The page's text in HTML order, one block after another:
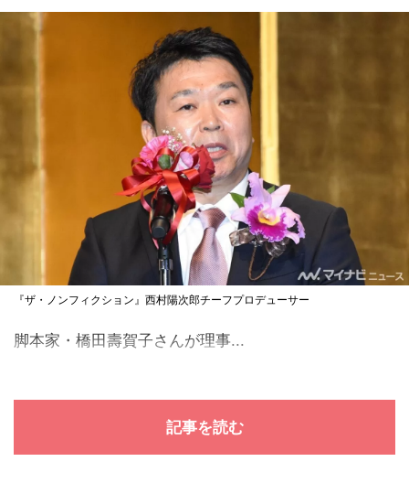
『ザ・ノンフィクション』西村陽次郎チーフプロデューサー
脚本家・橋田壽賀子さんが理事...
記事を読む